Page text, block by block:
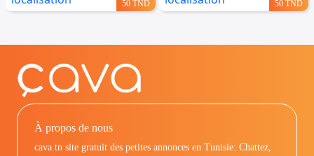
50 TND 50 TND
À propos de nous
cava.tn site gratuit des petites annonces en Tunisie: Chattez,